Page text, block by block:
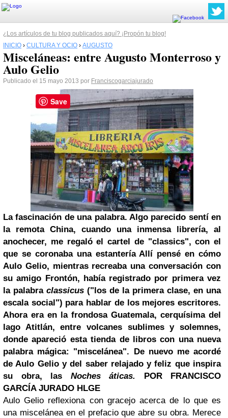
¿Los artículos de tu blog publicados aquí? ¡Propón tu blog!
INICIO › CULTURA Y OCIO › AUGUSTO
Misceláneas: entre Augusto Monterroso y
Aulo Gelio
Publicado el 15 mayo 2013 por Franciscogarciajurado
La fascinación de una palabra. Algo parecido sentí en
la remota China, cuando una inmensa librería, al
anochecer, me regaló el cartel de "classics", con el
que se coronaba una estantería Allí pensé en cómo
Aulo Gelio, mientras recreaba una conversación con
su amigo Frontón, había registrado por primera vez
la palabra classicus ("los de la primera clase, en una
escala social") para hablar de los mejores escritores.
Ahora era en la frondosa Guatemala, cerquísima del
lago Atitlán, entre volcanes sublimes y solemnes,
donde apareció esta tienda de libros con una nueva
palabra mágica: "miscelánea". De nuevo me acordé
de Aulo Gelio y del saber relajado y feliz que inspira
su obra, las Noches áticas. POR FRANCISCO
GARCÍA JURADO HLGE
Aulo Gelio reflexiona con gracejo acerca de lo que es
una miscelánea en el prefacio que abre su obra. Merece
Save